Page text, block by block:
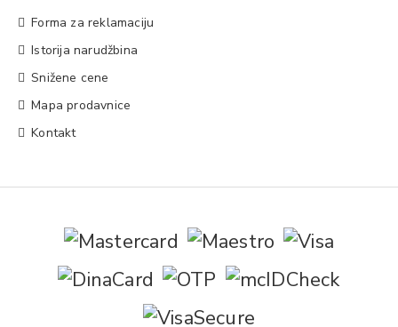
Forma za reklamaciju
Istorija narudžbina
Snižene cene
Mapa prodavnice
Kontakt